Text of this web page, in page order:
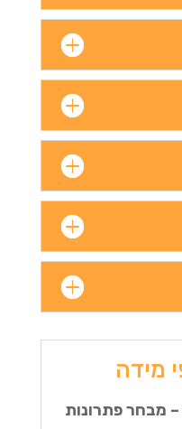
מידה
– מבחר פתרונות